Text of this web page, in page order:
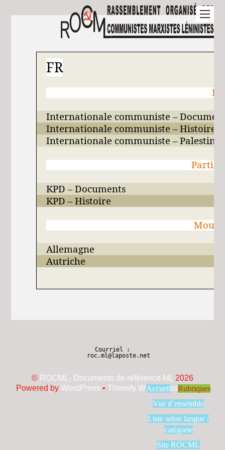
FR
Internationale communiste –
Internationale communiste – Histoire
Internationale communiste –Palestine
Parti
KPD – Documents
KPD – Histoire
Allemagne
Autriche
Courriel :
roc.ml@laposte.net
Accueil
Rubriques
Vue d’ensemble
Liste selon langue /
catégorie
Site ROCML
© ROCML- Documents de référence ML
2026
Powered by WordPress • Themify WordPress Themes